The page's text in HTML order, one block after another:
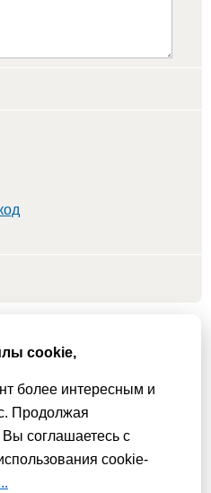
функционирования сайта. Если
активная гиперссылка на
© 2010 - 2026
cookie,
более интересным и
Продолжая
Вы соглашаетесь с
cookie-